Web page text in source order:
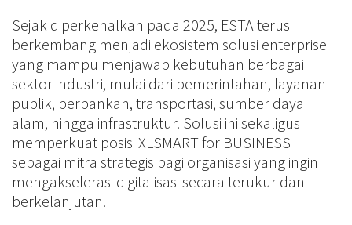
Sejak diperkenalkan pada 2025, ESTA terus
berkembang menjadi ekosistem solusi enterprise
yang mampu menjawab kebutuhan berbagai
sektor industri, mulai dari pemerintahan, layanan
publik, perbankan, transportasi, sumber daya
alam, hingga infrastruktur. Solusi ini sekaligus
memperkuat posisi XLSMART for BUSINESS
sebagai mitra strategis bagi organisasi yang ingin
mengakselerasi digitalisasi secara terukur dan
berkelanjutan.